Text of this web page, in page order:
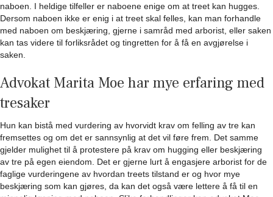
naboen. I heldige tilfeller er naboene enige om at treet kan hugges.
Dersom naboen ikke er enig i at treet skal felles, kan man forhandle
med naboen om beskjæring, gjerne i samråd med arborist, eller saken
kan tas videre til forliksrådet og tingretten for å få en avgjørelse i
saken.
Advokat Marita Moe har mye erfaring med
tresaker
Hun kan bistå med vurdering av hvorvidt krav om felling av tre kan
fremsettes og om det er sannsynlig at det vil føre frem. Det samme
gjelder mulighet til å protestere på krav om hugging eller beskjæring
av tre på egen eiendom. Det er gjerne lurt å engasjere arborist for de
faglige vurderingene av hvordan treets tilstand er og hvor mye
beskjæring som kan gjøres, da kan det også være lettere å få til en